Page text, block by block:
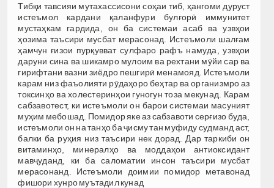
Тибқи тавсияи мутахассисони соҳаи тиб, ҳангоми дуруст
истеъмол кардани қаланфури булғорӣ иммунитет
мустаҳкам гардида, он ба системаи асаб ва узвҳои
ҳозима таъсири мусбат мерасонад. Истеъмоли шалғам
ҳамчун ғизои пурқувват сулфаро рафъ намуда, узвҳои
даруни сина ва шикамро мулоим ва рехтани мӯйи сар ва
гирифтани вазни зиёдро пешгирӣ менамояд. Истеъмоли
карам низ фаъолияти рӯдаҳоро беҳтар ва организмро аз
токсинҳо ва холестеринҳои гуногун тоза мекунад. Карам
сабзавотест, ки истеъмоли он барои системаи масуният
муҳим мебошад. Помидор яке аз сабзавоти серғизо буда,
истеъмоли он на танҳо ба ҷисму тан муфиду судманд аст,
балки ба руҳия низ таъсири нек дорад. Дар таркиби он
витаминҳо, минералҳо ва моддаҳои антиоксидант
мавҷуданд, ки ба саломатии инсон таъсири мусбат
мерасонанд. Истеъмоли доимии помидор метавонад
фишори хунро муътадил кунад